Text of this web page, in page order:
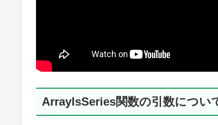
ArrayIsSeries関数の引数につい